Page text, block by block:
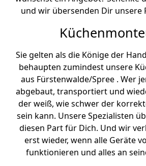
und wir übersenden Dir unsere
Sie gelten als die Könige der
behaupten zumindest unsere
aus Fürstenwalde/Spree . Wer
abgebaut, transportiert und
der weiß, wie schwer der
sein kann. Unsere Spezialisten
diesen Part für Dich. Und wir
erst wieder, wenn alle Geräte
funktionieren und alles an